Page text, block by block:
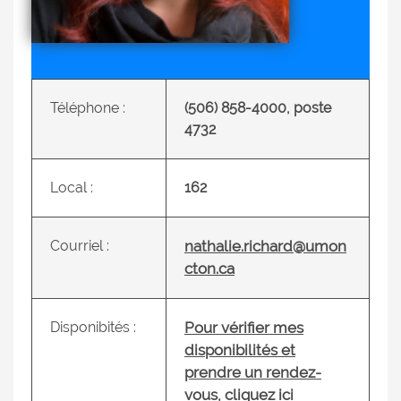
Téléphone :
(506) 858-4000, poste
4732
Local : 162
Courriel :
nathalie.richard@umon
cton.ca
Disponibités :
Pour vérifier mes
disponibilités et
prendre un rendez-
vous, cliquez ici